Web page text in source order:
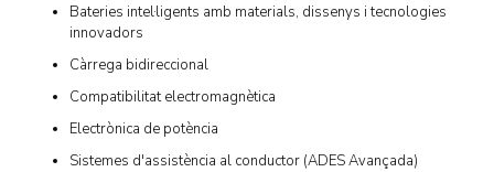
Bateries intel·ligents amb materials, dissenys i tecnologies
innovadors
Càrrega bidireccional
Compatibilitat electromagnètica
Electrònica de potència
Sistemes d'assistència al conductor (ADES Avançada)